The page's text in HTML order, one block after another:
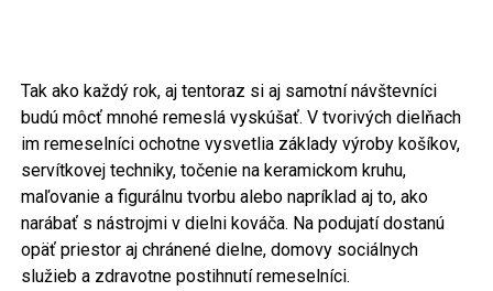
Tak ako každý rok, aj tentoraz si aj samotní návštevníci
budú môcť mnohé remeslá vyskúšať. V tvorivých dielňach
im remeselníci ochotne vysvetlia základy výroby košíkov,
servítkovej techniky, točenie na keramickom kruhu,
maľovanie a figurálnu tvorbu alebo napríklad aj to, ako
narábať s nástrojmi v dielni kováča. Na podujatí dostanú
opäť priestor aj chránené dielne, domovy sociálnych
služieb a zdravotne postihnutí remeselníci.